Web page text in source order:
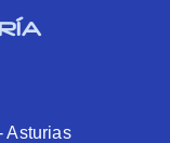
Asturias